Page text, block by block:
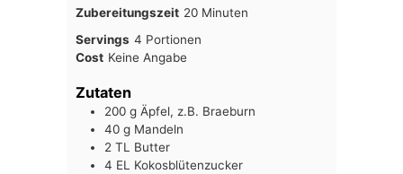
Zubereitungszeit 20Minuten
Minuten
Servings 4 Portionen
Cost Keine Angabe
Zutaten
200 g Äpfel, z.B. Braeburn
40 g Mandeln
2 TL Butter
4 EL Kokosblütenzucker